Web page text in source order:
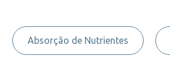
Absorção de Nutrientes